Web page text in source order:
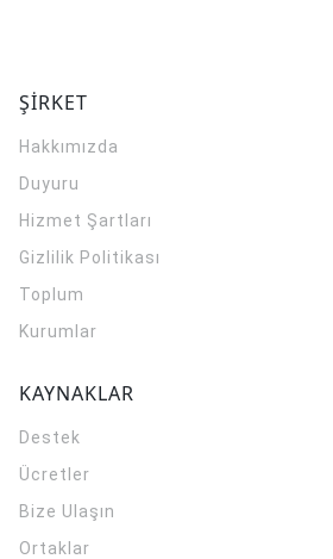
ŞİRKET
Hakkımızda
Duyuru
Hizmet Şartları
Gizlilik Politikası
Toplum
Kurumlar
KAYNAKLAR
Destek
Ücretler
Bize Ulaşın
Ortaklar